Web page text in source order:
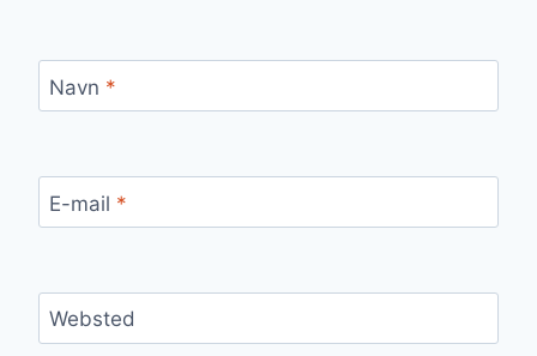
Navn *
E-mail *
Websted